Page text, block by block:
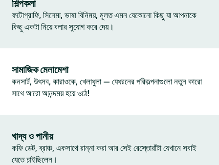
শিল্পকলা
ফটোগ্রাফি, সিনেমা, ভাষা বিনিময়, মূলত এমন যেকোনো কিছু যা আপনাকে
কিছু একটা নিয়ে বলার সুযোগ করে দেয়।
সামাজিক মেলামেশা
কনসার্ট, উৎসব, কারাওকে, খেলাধুলা — যেধরনের পরিকল্পনাগুলো নতুন কারো
সাথে আরো আনন্দময় হয়ে ওঠে!
খাদ্য ও পানীয়
কফি ডেট, ব্রাঞ্চ, একসাথে রান্না করা আর সেই রেস্তোরাঁটা যেখানে সবাই
যেতে চাইছিলেন।